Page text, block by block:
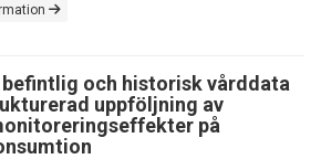
och historisk vårddata
uppföljning av
på